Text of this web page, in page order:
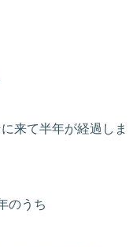
来て半年が経過しま
のうち